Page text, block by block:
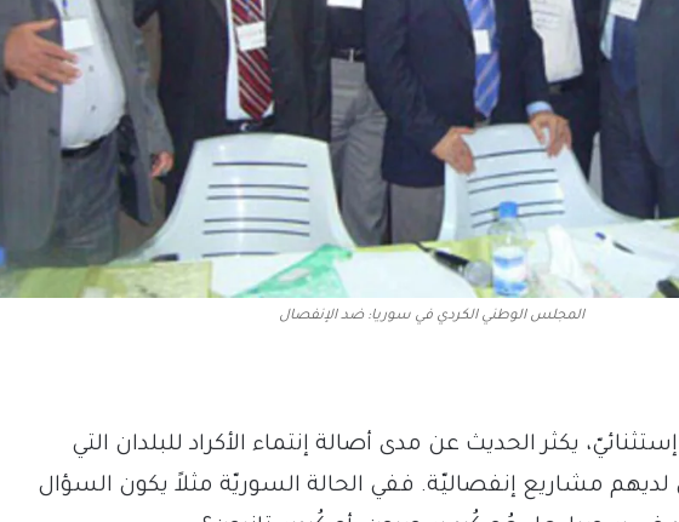
المجلس الوطني الكردي في سوريا: ضد الإنفصال
يكثر الحديث عن مدى أصالة إنتماء الأكراد للبلدان التي
مشاريع إنفصاليّة. ففي الحالة السوريّة مثلاً يكون السؤال